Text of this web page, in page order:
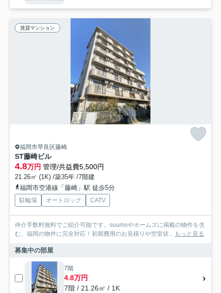
賃貸マンション
福岡市早良区藤崎
ST藤崎ビル
4.8万円 管理/共益費5,500円
21.26㎡ (1K) /築35年 /7階建
福岡市空港線「藤崎」駅 徒歩5分
駐輪場 オートロック CATV
仲介手数料無料でご紹介可能です。suumoやホームズに掲載の物件を含
む、福岡の物件に完全対応！初期費用のお見積りや空室状...
もっと見る
募集中の部屋
7階
4.8万円
7階 / 21.26㎡ / 1K